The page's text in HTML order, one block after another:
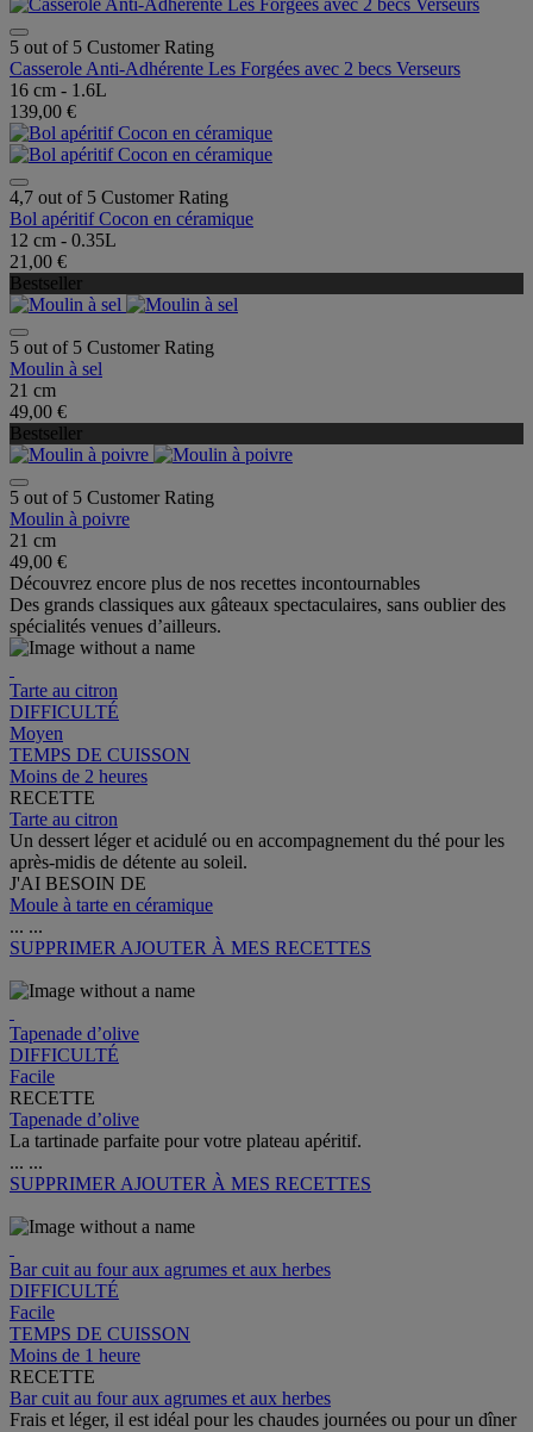
5 out of 5 Customer Rating
Casserole Anti-Adhérente Les Forgées avec 2 becs Verseurs
16 cm - 1.6L
139,00 €
4,7 out of 5 Customer Rating
Bol apéritif Cocon en céramique
12 cm - 0.35L
21,00 €
Bestseller
5 out of 5 Customer Rating
Moulin à sel
21 cm
49,00 €
Bestseller
5 out of 5 Customer Rating
Moulin à poivre
21 cm
49,00 €
Découvrez encore plus de nos recettes incontournables
Des grands classiques aux gâteaux spectaculaires, sans oublier des
spécialités venues d’ailleurs.
Tarte au citron
DIFFICULTÉ
Moyen
TEMPS DE CUISSON
Moins de 2 heures
RECETTE
Tarte au citron
Un dessert léger et acidulé ou en accompagnement du thé pour les
après-midis de détente au soleil.
J'AI BESOIN DE
Moule à tarte en céramique
... ...
SUPPRIMER AJOUTER À MES RECETTES
Tapenade d’olive
DIFFICULTÉ
Facile
RECETTE
Tapenade d’olive
La tartinade parfaite pour votre plateau apéritif.
... ...
SUPPRIMER AJOUTER À MES RECETTES
Bar cuit au four aux agrumes et aux herbes
DIFFICULTÉ
Facile
TEMPS DE CUISSON
Moins de 1 heure
RECETTE
Bar cuit au four aux agrumes et aux herbes
Frais et léger, il est idéal pour les chaudes journées ou pour un dîner